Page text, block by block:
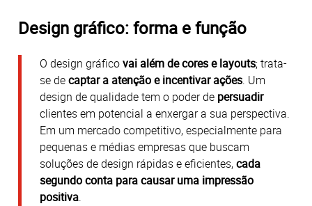
Design gráfico: forma e função
O design gráficovai além de cores e layouts; trata-
se decaptar a atenção e incentivar ações. Um
design de qualidade tem o poder de persuadir
clientes em potencial a enxergar a sua perspectiva.
Em um mercado competitivo, especialmente para
pequenas e médias empresas que buscam
soluções de design rápidas e eficientes,cada
segundo conta para causar uma impressão
positiva.